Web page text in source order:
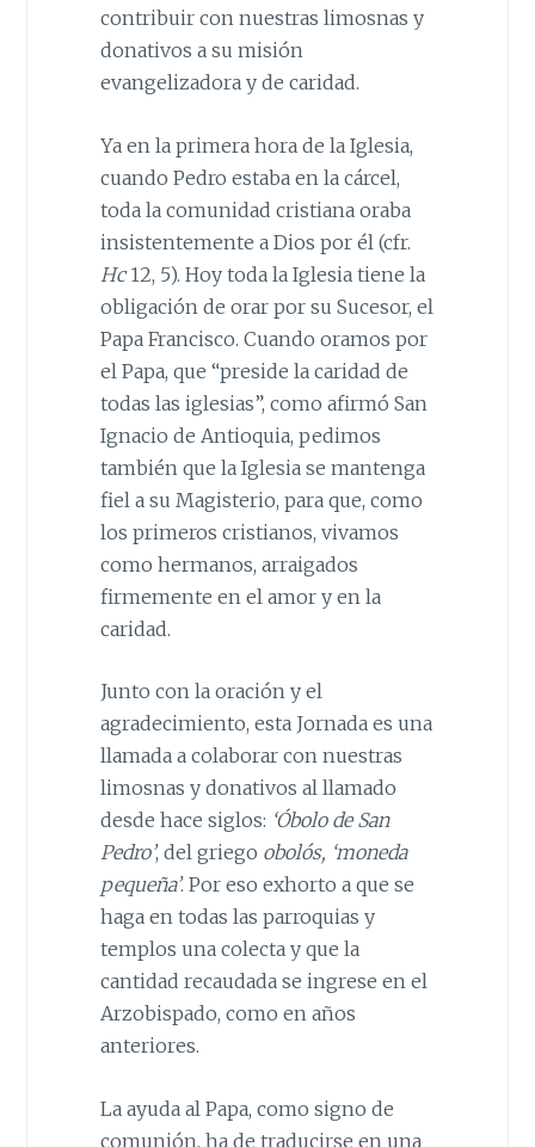
contribuir con nuestras limosnas y
donativos a su misión
evangelizadora y de caridad.
Ya en la primera hora de la Iglesia,
cuando Pedro estaba en la cárcel,
toda la comunidad cristiana oraba
insistentemente a Dios por él (cfr.
Hc12, 5). Hoy toda la Iglesia tiene la
obligación de orar por su Sucesor, el
Papa Francisco. Cuando oramos por
el Papa, que “preside la caridad de
todas las iglesias”, como afirmó San
Ignacio de Antioquia, pedimos
también que la Iglesia se mantenga
fiel a su Magisterio, para que, como
los primeros cristianos, vivamos
como hermanos, arraigados
firmemente en el amor y en la
caridad.
Junto con la oración y el
agradecimiento, esta Jornada es una
llamada a colaborar con nuestras
limosnas y donativos al llamado
desde hace siglos: ‘Óbolo de San
Pedro’, del griego obolós, ‘moneda
pequeña’. Por eso exhorto a que se
haga en todas las parroquias y
templos una colecta y que la
cantidad recaudada se ingrese en el
Arzobispado, como en años
anteriores.
La ayuda al Papa, como signo de
comunión, ha de traducirse en una